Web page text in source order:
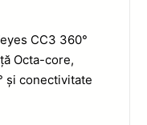
CC3 360°
Octa-core,
și conectivitate